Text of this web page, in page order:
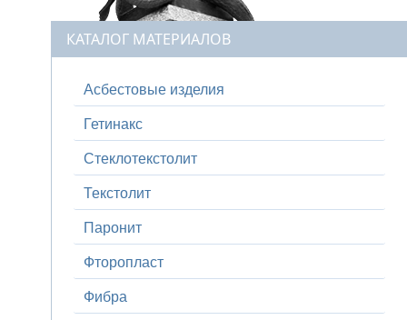
КАТАЛОГ МАТЕРИАЛОВ
Асбестовые изделия
Гетинакс
Стеклотекстолит
Текстолит
Паронит
Фторопласт
Фибра